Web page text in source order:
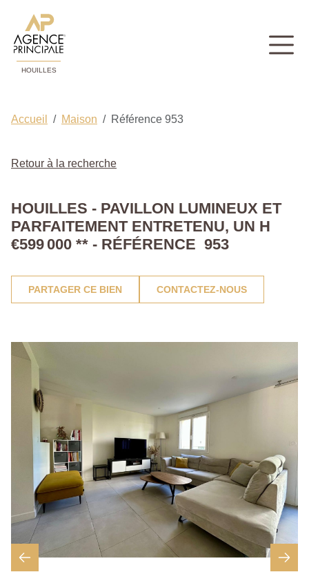
HOUILLES
Accueil Maison Référence 953
Retour à la recherche
HOUILLES - PAVILLON LUMINEUX ET
PARFAITEMENT ENTRETENU, UN H
€599 000 ** - RÉFÉRENCE 953
PARTAGER CE BIEN CONTACTEZ-NOUS